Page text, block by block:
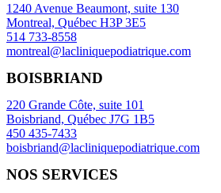
1240 Avenue Beaumont, suite 130
Montreal, Québec H3P 3E5
514 733-8558
montreal@lacliniquepodiatrique.com
BOISBRIAND
220 Grande Côte, suite 101
Boisbriand, Québec J7G 1B5
450 435-7433
boisbriand@lacliniquepodiatrique.com
NOS SERVICES